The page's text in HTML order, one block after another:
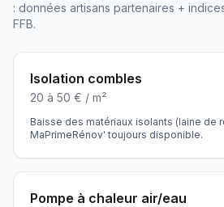
: données artisans partenaires +
FFB.
Isolation combles
20 à 50 € / m²
Baisse des matériaux isolants (laine de
MaPrimeRénov' toujours disponible.
Pompe à chaleur air/eau